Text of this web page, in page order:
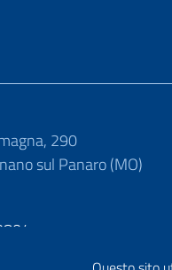
290
sul Panaro (MO)